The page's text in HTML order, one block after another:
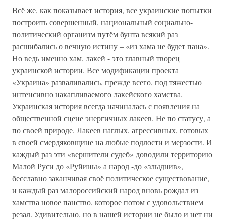
Всё же, как показывает история, все украинские попытки
построить совершенный, национальный социально-
политический организм путём бунта всякий раз
расшибались о вечную истину – «из хама не будет пана».
Но ведь именно хам, лакей - это главный творец
украинской истории. Все модификации проекта
«Украина» разваливались, прежде всего, под тяжестью
интенсивно накапливаемого лакейского хамства.
Украинская история всегда начиналась с появления на
общественной сцене энергичных лакеев. Не по статусу, а
по своей природе. Лакеев наглых, агрессивных, готовых
в своей смердяковщине на любые подлости и мерзости. И
каждый раз эти «вершители судеб» доводили территорию
Малой Руси до «Руйины» а народ -до «злыднив»,
бесславно заканчивая своё политическое существование,
и каждый раз малороссийский народ вновь рождал из
хамства новое панство, которое потом с удовольствием
резал. Удивительно, но в нашей истории не было и нет ни